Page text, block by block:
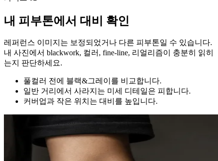
내 피부톤에서 대비 확인
레퍼런스 이미지는 보정되었거나 다른 피부톤일 수 있습니다.
내 사진에서 blackwork, 컬러, fine-line, 리얼리즘이 충분히 읽히
는지 판단하세요.
풀컬러 전에 블랙&그레이를 비교합니다.
일반 거리에서 사라지는 미세 디테일은 피합니다.
커버업과 작은 위치는 대비를 높입니다.